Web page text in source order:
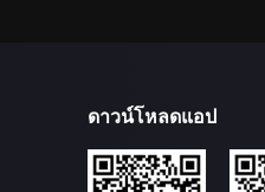
ดาวน์โหลดแอป